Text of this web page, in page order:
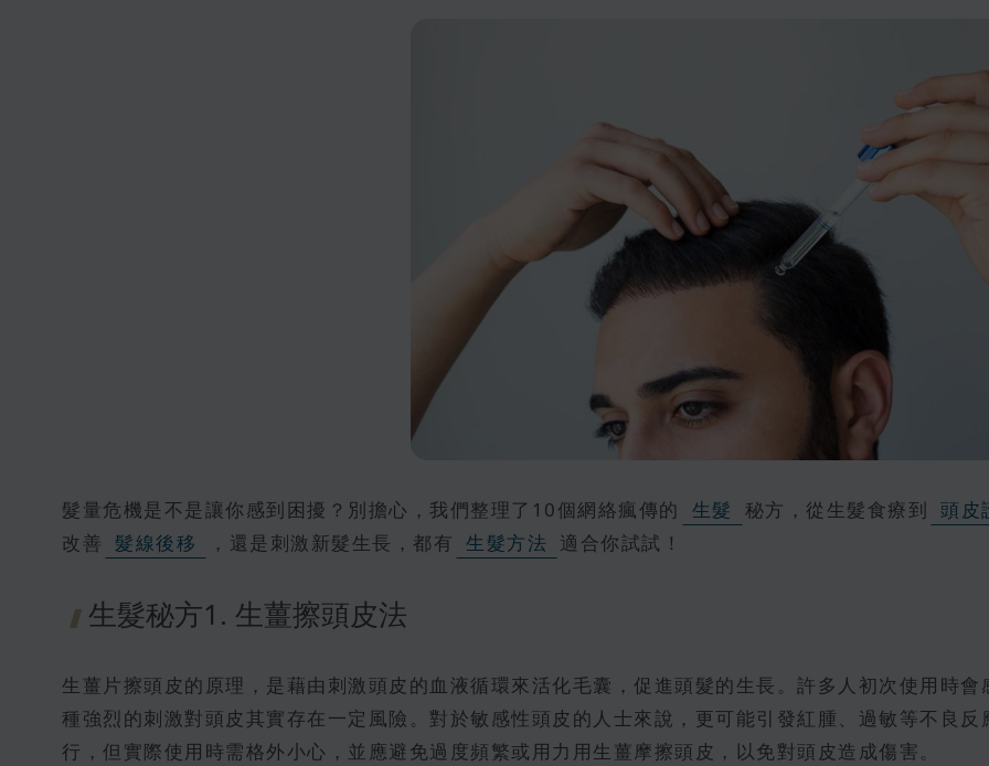
髮量危機是不是讓你感到困擾？別擔心，我們整理了10個網絡瘋傳的 生髮 秘方，從生髮食療到 頭皮
改善
髮線後移 ，還是刺激新髮生長，都有 生髮方法 適合你試試！
生髮秘方1. 生薑擦頭皮法
生薑片擦頭皮的原理，是藉由刺激頭皮的血液循環來活化毛囊，促進頭髮的生長。許多人初次使用時
種強烈的刺激對頭皮其實存在一定風險。對於敏感性頭皮的人士來說，更可能引發紅腫、過敏等不良
行，但實際使用時需格外小心，並應避免過度頻繁或用力用生薑摩擦頭皮，以免對頭皮造成傷害。